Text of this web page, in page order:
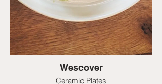
Wescover
Ceramic Plates